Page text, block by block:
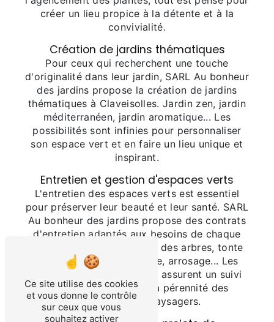
créer un lieu propice à la détente et à la
convivialité.
Création de jardins thématiques
Pour ceux qui recherchent une touche
d'originalité dans leur jardin, SARL Au bonheur
des jardins propose la création de jardins
thématiques à Claveisolles. Jardin zen, jardin
méditerranéen, jardin aromatique... Les
possibilités sont infinies pour personnaliser
son espace vert et en faire un lieu unique et
inspirant.
Entretien et gestion d'espaces verts
L'entretien des espaces verts est essentiel
pour préserver leur beauté et leur santé. SARL
Au bonheur des jardins propose des contrats
d'entretien adaptés aux besoins de chaque
client à Claveisolles. Taille des arbres, tonte
de la pelouse, désherbage, arrosage... Les
équipes de professionnels assurent un suivi
régulier pour garantir la pérennité des
aménagements paysagers.
Ce site utilise des cookies
et vous donne le contrôle
sur ceux que vous
souhaitez activer